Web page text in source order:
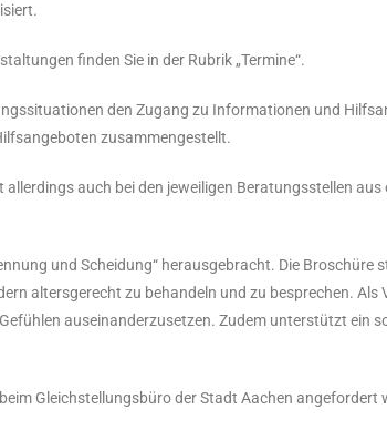
finden Sie in der Rubrik „Termine“.
den Zugang zu Informationen und
zusammengestellt.
allerdings auch bei den jeweiligen Beratungsstellen
und Scheidung“ herausgebracht. Die Broschüre
altersgerecht zu behandeln und zu besprechen.
auseinanderzusetzen. Zudem unterstützt ein
Gleichstellungsbüro der Stadt Aachen angefordert